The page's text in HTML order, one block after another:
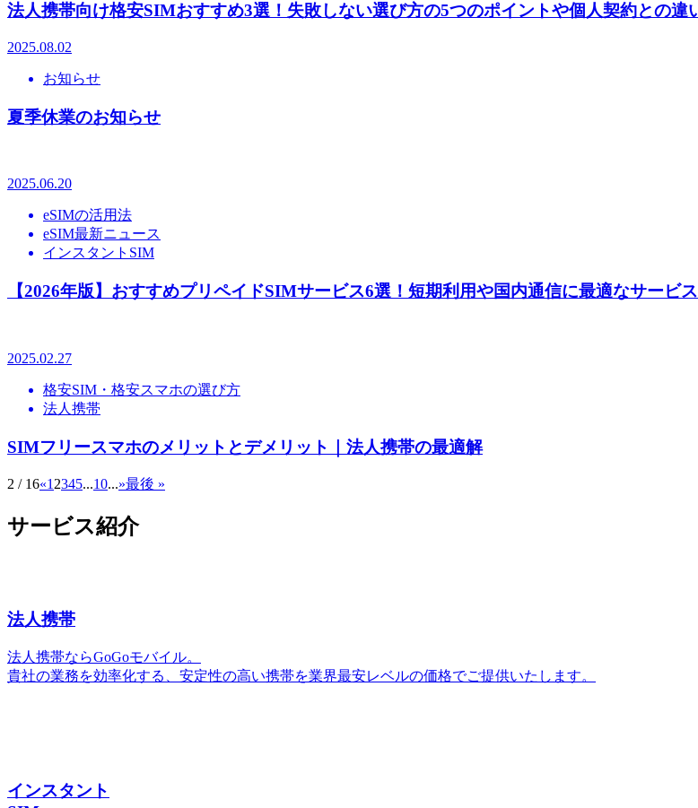
法人携帯向け格安SIMおすすめ3選！失敗しない選び方の5つのポイントや個人契約との違
2025.08.02
お知らせ
夏季休業のお知らせ
2025.06.20
eSIMの活用法
eSIM最新ニュース
インスタントSIM
【2026年版】おすすめプリペイドSIMサービス6選！短期利用や国内通信に最適なサービ
2025.02.27
格安SIM・格安スマホの選び方
法人携帯
SIMフリースマホのメリットとデメリット｜法人携帯の最適解
2 / 16«1 2345...10...»最後 »
サービス紹介
法人携帯
法人携帯ならGoGoモバイル。
貴社の業務を効率化する、安定性の高い携帯を業界最安レベルの価格でご提供いたします。
インスタント